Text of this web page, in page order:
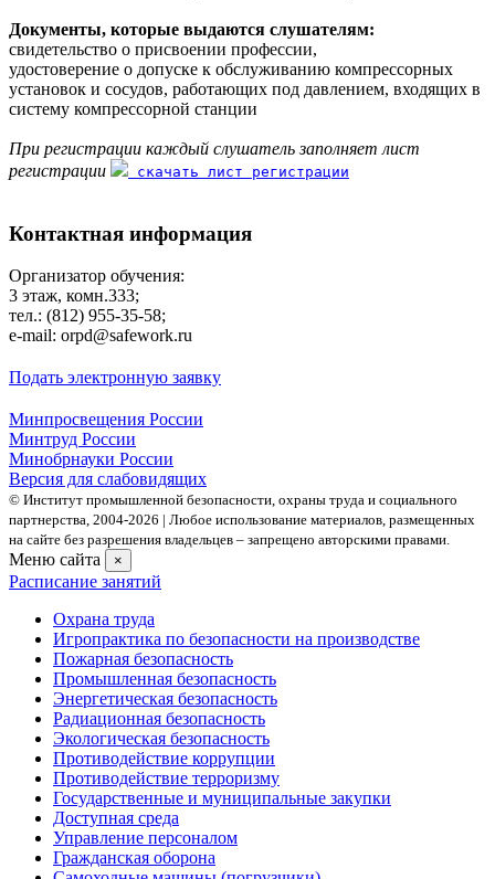
Документы, которые выдаются слушателям:
свидетельство о присвоении профессии,
удостоверение о допуске к обслуживанию компрессорных
установок и сосудов, работающих под давлением, входящих в
систему компрессорной станции
При регистрации каждый слушатель заполняет лист
регистрации
скачать лист регистрации
Контактная информация
Организатор обучения:
3 этаж, комн.333;
тел.: (812) 955-35-58;
e-mail: orpd@safework.ru
Подать электронную заявку
Минпросвещения России
Минтруд России
Минобрнауки России
Версия для слабовидящих
© Институт промышленной безопасности, охраны труда и социального
партнерства, 2004- 2026 | Любое использование материалов, размещенных
на сайте без разрешения владельцев – запрещено авторскими правами.
Меню сайта ×
Расписание занятий
Охрана труда
Игропрактика по безопасности на производстве
Пожарная безопасность
Промышленная безопасность
Энергетическая безопасность
Радиационная безопасность
Экологическая безопасность
Противодействие коррупции
Противодействие терроризму
Государственные и муниципальные закупки
Доступная среда
Управление персоналом
Гражданская оборона